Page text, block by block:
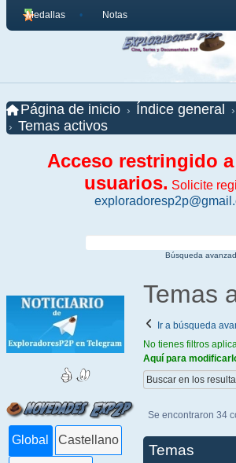
Medallas Notas
Página de inicio Índice general
Temas activos
Acceso restringido
usuarios. Solicite
Búsqueda
Global Castellano
Temas
Ir a búsqueda
No tienes filtros
Aquí para
Se encontraron 34
Temas